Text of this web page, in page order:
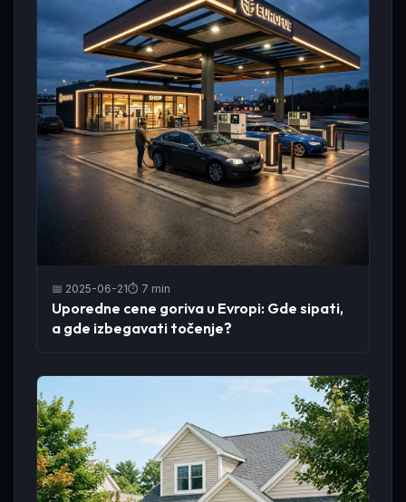
📅 2025-06-21⏱️ 7 min
Uporedne cene goriva u Evropi: Gde sipati,
a gde izbegavati točenje?